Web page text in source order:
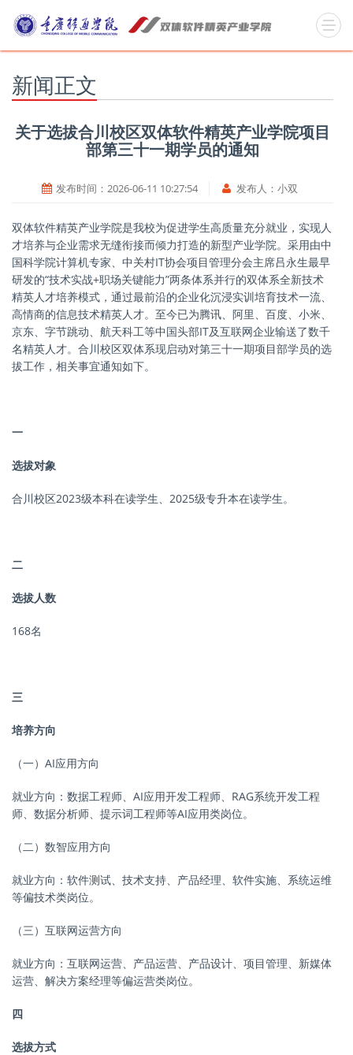
新闻正文
关于选拔合川校区双体软件精英产业学院项目
部第三十一期学员的通知
发布时间： 2026-06-11 10:27:54 发布人： 小双
双体软件精英产业学院是我校为促进学生高质量充分就业，实现人
才培养与企业需求无缝衔接而倾力打造的新型产业学院。采用由中
国科学院计算机专家、中关村IT协会项目管理分会主席吕永生最早
研发的“技术实战+职场关键能力”两条体系并行的双体系全新技术
精英人才培养模式，通过最前沿的企业化沉浸实训培育技术一流、
高情商的信息技术精英人才。至今已为腾讯、阿里、百度、小米、
京东、字节跳动、航天科工等中国头部IT及互联网企业输送了数千
名精英人才。合川校区双体系现启动对第三十一期项目部学员的选
拔工作，相关事宜通知如下。
一
选拔对象
合川校区2023级本科在读学生、2025级专升本在读学生。
二
选拔人数
168名
三
培养方向
（一）AI应用方向
就业方向：数据工程师、AI应用开发工程师、 RAG系统开发工程
师、数据分析师、提示词工程师等AI应用类岗位。
（二）数智应用方向
就业方向：软件测试、技术支持、产品经理、软件实施、系统运维
等偏技术类岗位。
（三）互联网运营方向
就业方向：互联网运营、产品运营、产品设计、项目管理、新媒体
运营、解决方案经理等偏运营类岗位。
四
选拔方式